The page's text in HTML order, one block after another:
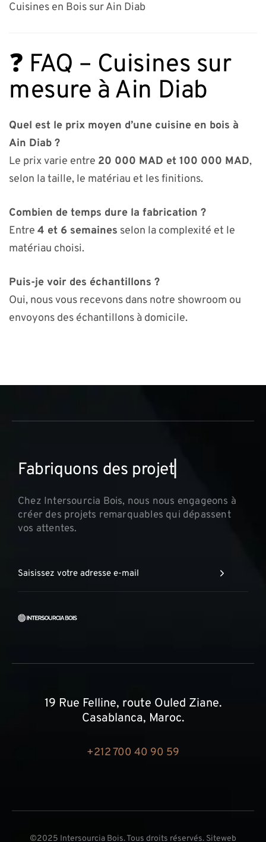
Cuisines en Bois sur Ain Diab
❓ FAQ – Cuisines sur
mesure à Ain Diab
Quel est le prix moyen d’une cuisine en bois à
Ain Diab ?
Le prix varie entre 20 000 MAD et 100 000 MAD,
selon la taille, le matériau et les finitions.
Combien de temps dure la fabrication ?
Entre 4 et 6 semaines selon la complexité et le
matériau choisi.
Puis-je voir des échantillons ?
Oui, nous vous recevons dans notre showroom ou
envoyons des échantillons à domicile.
Fabriquons des projet
Chez Intersourcia Bois, nous nous engageons à
créer des projets remarquables qui dépassent
vos attentes.
19 Rue Felline, route Ouled Ziane.
Casablanca, Maroc.
+212 700 40 90 59
©2025 Intersourcia Bois. Tous droits réservés. Siteweb